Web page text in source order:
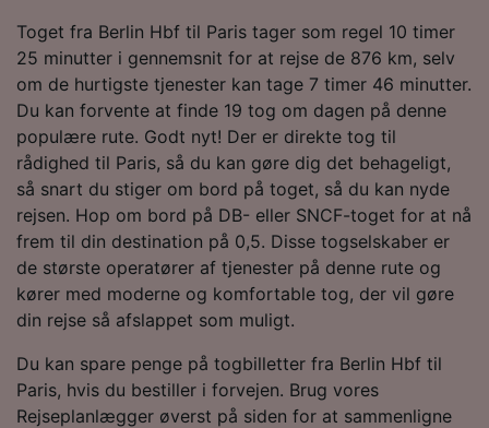
Toget fra Berlin Hbf til Paris tager som regel 10 timer
25 minutter i gennemsnit for at rejse de 876 km, selv
om de hurtigste tjenester kan tage 7 timer 46 minutter.
Du kan forvente at finde 19 tog om dagen på denne
populære rute. Godt nyt! Der er direkte tog til
rådighed til Paris, så du kan gøre dig det behageligt,
så snart du stiger om bord på toget, så du kan nyde
rejsen. Hop om bord på DB- eller SNCF-toget for at nå
frem til din destination på 0,5. Disse togselskaber er
de største operatører af tjenester på denne rute og
kører med moderne og komfortable tog, der vil gøre
din rejse så afslappet som muligt.
Du kan spare penge på togbilletter fra Berlin Hbf til
Paris, hvis du bestiller i forvejen. Brug vores
Rejseplanlægger øverst på siden for at sammenligne